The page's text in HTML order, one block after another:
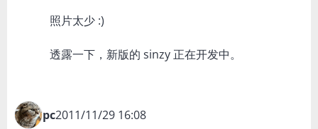
照片太少 :)
透露一下，新版的 sinzy 正在开发中。
pc2011/11/29 16:08